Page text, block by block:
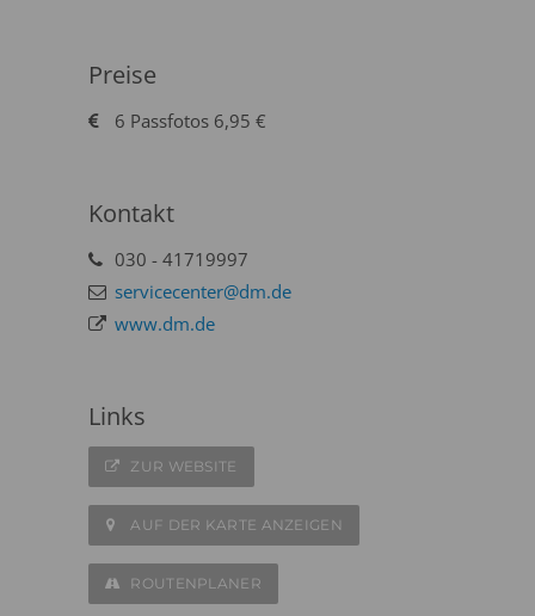
Preise
6 Passfotos 6,95 €
Kontakt
030 - 41719997
servicecenter@dm.de
www.dm.de
Links
ZUR WEBSITE
AUF DER KARTE ANZEIGEN
ROUTENPLANER